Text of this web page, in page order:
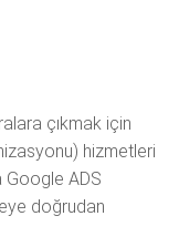
çıkmak için
hizmetleri
Google ADS
doğrudan